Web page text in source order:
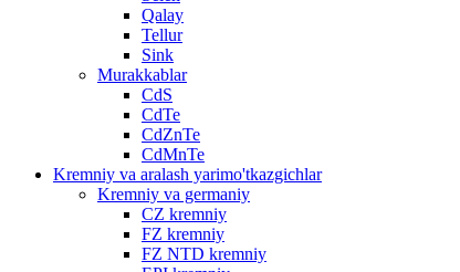
Qalay
Tellur
Sink
Murakkablar
CdS
CdTe
CdZnTe
CdMnTe
Kremniy va aralash yarimo'tkazgichlar
Kremniy va germaniy
CZ kremniy
FZ kremniy
FZ NTD kremniy